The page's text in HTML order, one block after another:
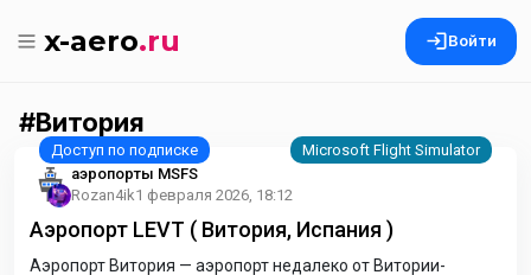
x-aero.ru Войти
Витория
аэропорты MSFS
Rozan4ik1 февраля 2026, 18:12
Аэропорт LEVT ( Витория, Испания )
Аэропорт Витория — аэропорт недалеко от Витории-